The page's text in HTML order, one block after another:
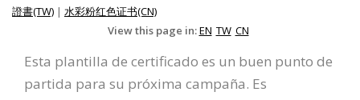
證書(TW) | 水彩粉红色证书(CN)
View this page in:EN TW CN
Esta plantilla de certificado es un buen punto de
partida para su próxima campaña. Es